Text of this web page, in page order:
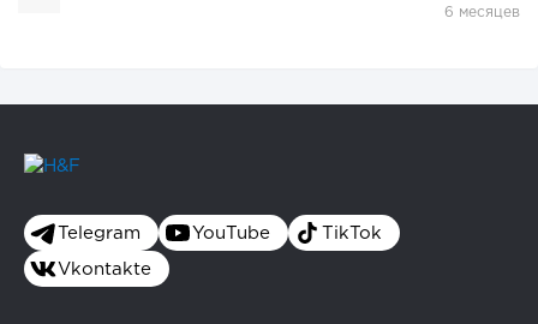
6 месяцев
Telegram YouTube TikTok
Vkontakte